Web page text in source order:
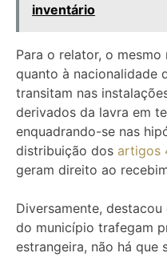
inventário
Para o relator, o
quanto à nacionalidade
transitam nas
derivados da lavra em
enquadrando-se nas
distribuição dos artigos
geram direito ao
Diversamente,
do município trafegam
estrangeira, não há que